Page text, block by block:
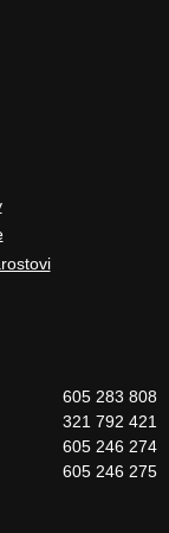
605 283 808
321 792 421
605 246 274
605 246 275